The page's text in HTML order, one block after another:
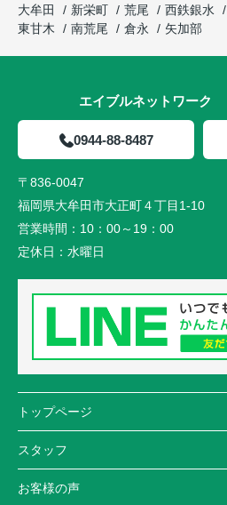
大牟田
新栄町 荒尾 西鉄銀水
東甘木
南荒尾 倉永 矢加部
エイブルネットワー
0944-88-8487
〒836-0047
福岡県大牟田市大正町４丁目1-10
営業時間： 10：00～19：00
定休日： 水曜日
トップページ
スタッフ
お客様の声